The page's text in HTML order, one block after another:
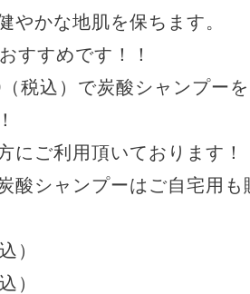
やかな地肌を保ちます。
すすめです！！
税込）で炭酸シャンプー
にご利用頂いております！
酸シャンプーはご自宅用
）
）